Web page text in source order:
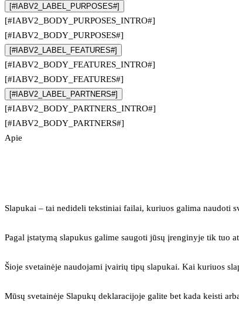
[#IABV2_LABEL_PURPOSES#]
[#IABV2_BODY_PURPOSES_INTRO#]
[#IABV2_BODY_PURPOSES#]
[#IABV2_LABEL_FEATURES#]
[#IABV2_BODY_FEATURES_INTRO#]
[#IABV2_BODY_FEATURES#]
[#IABV2_LABEL_PARTNERS#]
[#IABV2_BODY_PARTNERS_INTRO#]
[#IABV2_BODY_PARTNERS#]
Apie
Slapukai – tai nedideli tekstiniai failai, kuriuos galima naudoti
Pagal įstatymą slapukus galime saugoti jūsų įrenginyje tik
Šioje svetainėje naudojami įvairių tipų slapukai. Kai kuriuos
Mūsų svetainėje Slapukų deklaracijoje galite bet kada keisti